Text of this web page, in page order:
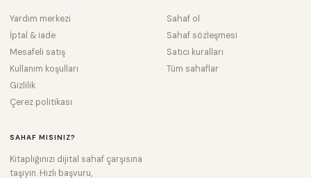
Yardım merkezi
İptal & iade
Mesafeli satış
Kullanım koşulları
Gizlilik
Çerez politikası
Sahaf ol
Sahaf sözleşmesi
Satıcı kuralları
Tüm sahaflar
SAHAF MISINIZ?
Kitaplığınızı dijital sahaf çarşısına
taşıyın. Hızlı başvuru,